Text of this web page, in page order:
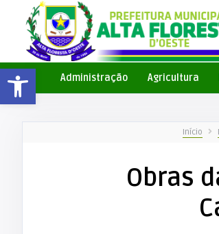
Barra de Ferramentas AbertaAdministração Agricultura
Início
Obras